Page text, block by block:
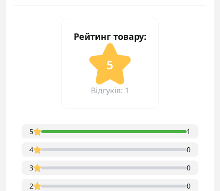
Рейтинг товару:
5
Відгуків: 1
5
1
4
0
3
0
2
0